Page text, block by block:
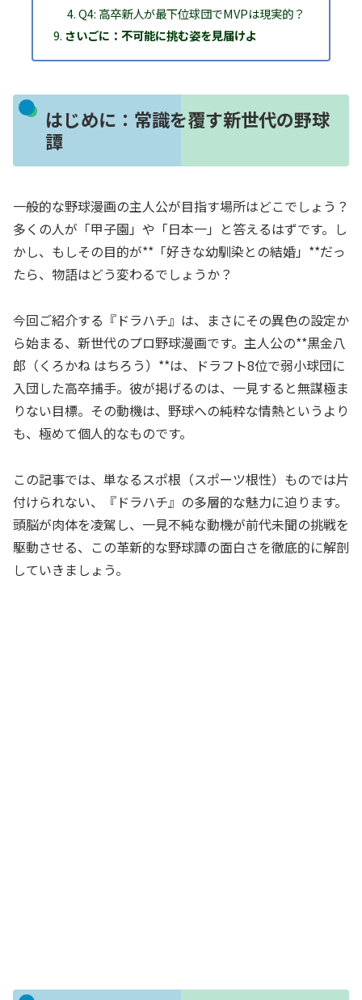
Q4: 高卒新人が最下位球団でMVPは現実的？
さいごに：不可能に挑む姿を見届けよ
はじめに：常識を覆す新世代の野球
譚
一般的な野球漫画の主人公が目指す場所はどこでしょう？
多くの人が「甲子園」や「日本一」と答えるはずです。し
かし、もしその目的が**「好きな幼馴染との結婚」**だっ
たら、物語はどう変わるでしょうか？
今回ご紹介する『ドラハチ』は、まさにその異色の設定か
ら始まる、新世代のプロ野球漫画です。主人公の**黒金八
郎（くろかね はちろう）**は、ドラフト8位で弱小球団に
入団した高卒捕手。彼が掲げるのは、一見すると無謀極ま
りない目標。その動機は、野球への純粋な情熱というより
も、極めて個人的なものです。
この記事では、単なるスポ根（スポーツ根性）ものでは片
付けられない、『ドラハチ』の多層的な魅力に迫ります。
頭脳が肉体を凌駕し、一見不純な動機が前代未聞の挑戦を
駆動させる、この革新的な野球譚の面白さを徹底的に解剖
していきましょう。